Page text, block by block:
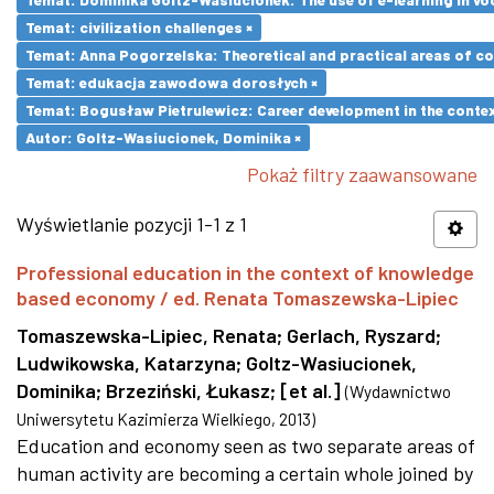
Temat: civilization challenges ×
Temat: Anna Pogorzelska: Theoretical and practical areas of
Temat: edukacja zawodowa dorosłych ×
Temat: Bogusław Pietrulewicz: Career development in the
Autor: Goltz-Wasiucionek, Dominika ×
Pokaż filtry zaawansowane
Wyświetlanie pozycji 1-1 z 1
Professional education in the context of knowledge
based economy / ed. Renata Tomaszewska-Lipiec
Tomaszewska-Lipiec, Renata; Gerlach, Ryszard;
Ludwikowska, Katarzyna; Goltz-Wasiucionek,
Dominika; Brzeziński, Łukasz; [et al.] (Wydawnictwo
Uniwersytetu Kazimierza Wielkiego, 2013)
Education and economy seen as two separate areas of
human activity are becoming a certain whole joined by